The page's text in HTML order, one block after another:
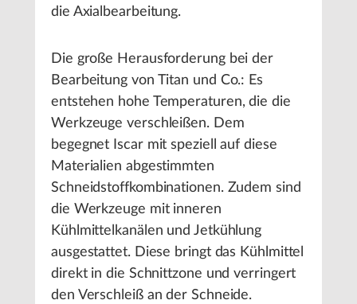
die Axialbearbeitung.
Die große Herausforderung bei der
Bearbeitung von Titan und Co.: Es
entstehen hohe Temperaturen, die die
Werkzeuge verschleißen. Dem
begegnet Iscar mit speziell auf diese
Materialien abgestimmten
Schneidstoffkombinationen. Zudem sind
die Werkzeuge mit inneren
Kühlmittelkanälen und Jetkühlung
ausgestattet. Diese bringt das Kühlmittel
direkt in die Schnittzone und verringert
den Verschleiß an der Schneide.